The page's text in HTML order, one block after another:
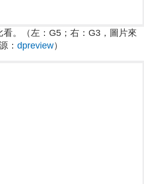
。（左：G5；右：G3，圖片來
： dpreview）